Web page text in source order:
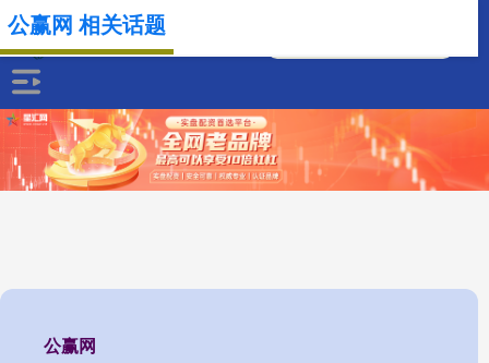
公赢网
公赢网 相关话题